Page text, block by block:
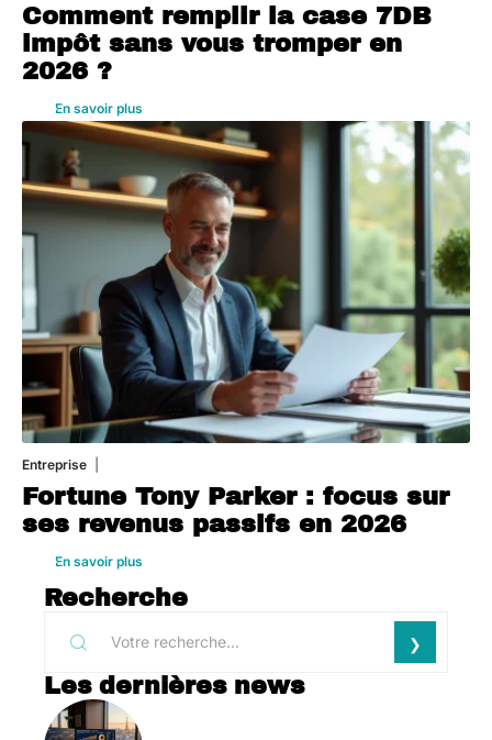
Comment remplir la case 7DB
impôt sans vous tromper en
2026 ?
En savoir plus
Entreprise
Fortune Tony Parker : focus sur
ses revenus passifs en 2026
En savoir plus
Recherche
Les dernières news